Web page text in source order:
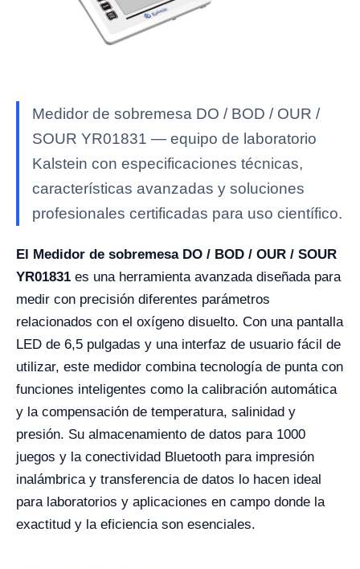
Medidor de sobremesa DO / BOD / OUR /
SOUR YR01831 — equipo de laboratorio
Kalstein con especificaciones técnicas,
características avanzadas y soluciones
profesionales certificadas para uso científico.
El Medidor de sobremesa DO / BOD / OUR / SOUR
YR01831 es una herramienta avanzada diseñada para
medir con precisión diferentes parámetros
relacionados con el oxígeno disuelto. Con una pantalla
LED de 6,5 pulgadas y una interfaz de usuario fácil de
utilizar, este medidor combina tecnología de punta con
funciones inteligentes como la calibración automática
y la compensación de temperatura, salinidad y
presión. Su almacenamiento de datos para 1000
juegos y la conectividad Bluetooth para impresión
inalámbrica y transferencia de datos lo hacen ideal
para laboratorios y aplicaciones en campo donde la
exactitud y la eficiencia son esenciales.